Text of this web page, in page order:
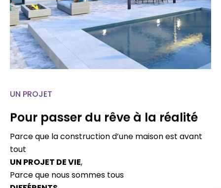
UN PROJET
Pour passer du rêve à la réalité
Parce que la construction d’une maison est avant
tout
UN PROJET DE VIE,
Parce que nous sommes tous